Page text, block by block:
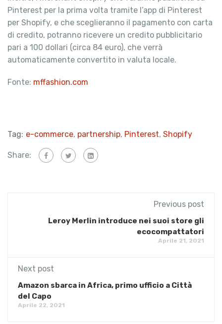
Pinterest per la prima volta tramite l’app di Pinterest
per Shopify, e che sceglieranno il pagamento con carta
di credito, potranno ricevere un credito pubblicitario
pari a 100 dollari (circa 84 euro), che verrà
automaticamente convertito in valuta locale.
Fonte: mffashion.com
Tag: e-commerce, partnership, Pinterest, Shopify
Share:
Previous post
Leroy Merlin introduce nei suoi store gli
ecocompattatori
Aprile 21, 2021
Next post
Amazon sbarca in Africa, primo ufficio a Città
del Capo
Aprile 22, 2021